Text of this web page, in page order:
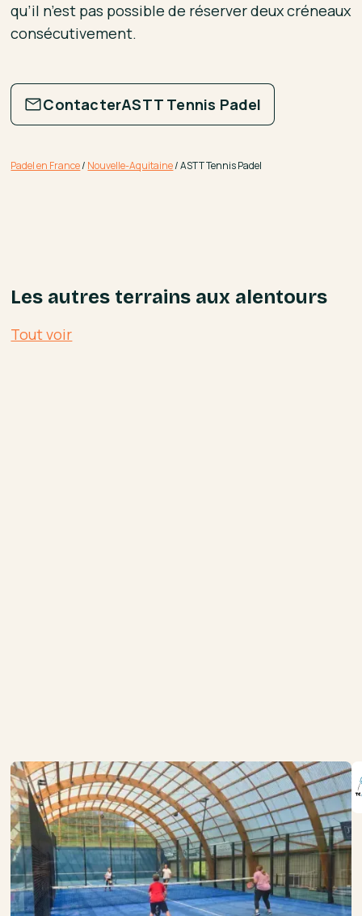
qu’il n’est pas possible de réserver deux créneaux
consécutivement.
ContacterASTT Tennis Padel
Padel en France/ Nouvelle-Aquitaine/ASTT Tennis Padel
Les autres terrains aux alentours
Tout voir